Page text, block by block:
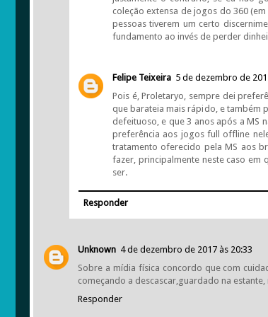
coleção extensa de jogos do 360
pessoas tiverem um certo
fundamento ao invés de perder
Felipe Teixeira 5 de dezembro de
Pois é, Proletaryo, sempre dei
que barateia mais rápido, e também
defeituoso, e que 3 anos após a MS
preferência aos jogos full offline
tratamento oferecido pela MS aos
fazer, principalmente neste caso em
ser.
Responder
Unknown 4 de dezembro de 2017 às 20:33
Sobre a mídia física concordo que com
começando a descascar,guardado na
Responder